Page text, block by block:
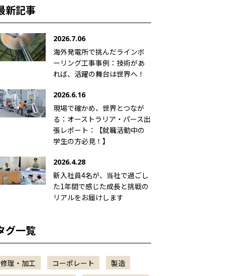
新記事
2026.7.06
海外発電所で挑んだラインボ
ーリング工事事例：技術があ
れば、活躍の舞台は世界へ！
2026.6.16
現場で確かめ、世界とつなが
る：オーストラリア・パース出
張レポート：【就職活動中の
学生の方必見！】
2026.4.28
新入社員4名が、当社で過ごし
た1年間で感じた成長と挑戦の
リアルをお届けします
グ一覧
修理・加工 コーポレート
製造